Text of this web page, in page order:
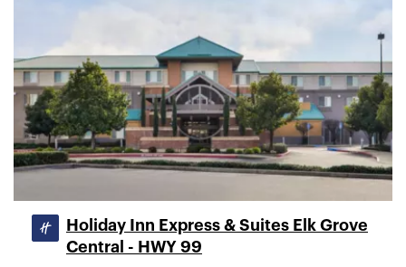
Holiday Inn Express & Suites Elk Grove
Central - HWY 99